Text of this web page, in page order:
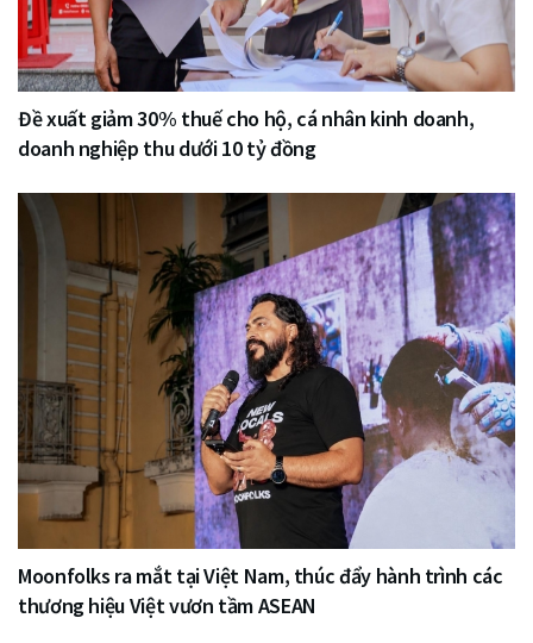
Đề xuất giảm 30% thuế cho hộ, cá nhân kinh doanh,
doanh nghiệp thu dưới 10 tỷ đồng
Moonfolks ra mắt tại Việt Nam, thúc đẩy hành trình các
thương hiệu Việt vươn tầm ASEAN